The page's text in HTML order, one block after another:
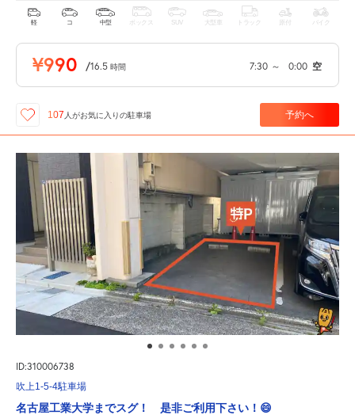
軽 コ 中型 ボックス SUV 大型車 トラック 原付 バイク
¥990 /16.5 時間 7:30 ～ 0:00 空
107 人がお気に入りの駐車場 予約へ
ID:310006738
吹上1-5-4駐車場
名古屋工業大学までスグ！ 是非ご利用下さい！😄